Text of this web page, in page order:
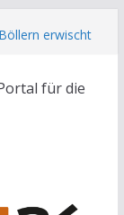
erwischt
in Weiden
zu
für die